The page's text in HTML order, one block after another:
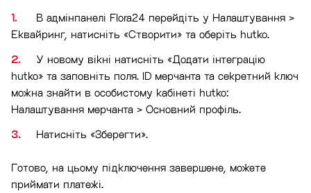
В адмінпанелі Flora24 перейдіть у Налаштування >
Еквайринг, натисніть «Створити» та оберіть hutko.
У новому вікні натисніть «Додати інтеграцію
hutko» та заповніть поля. ID мерчанта та секретний ключ
можна знайти в особистому кабінеті hutko:
Налаштування мерчанта > Основний профіль.
Натисніть «Зберегти».
Готово, на цьому підключення завершене, можете
приймати платежі.